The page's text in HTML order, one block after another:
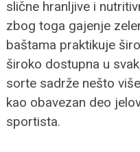
slične hranljive i
zbog toga gajenje
baštama praktikuje
široko dostupna u
sorte sadrže nešto
kao obavezan deo
sportista.